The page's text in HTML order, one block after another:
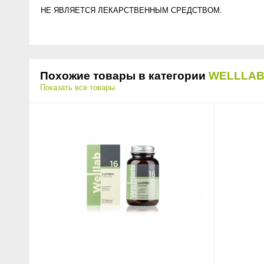
НЕ ЯВЛЯЕТСЯ ЛЕКАРСТВЕННЫМ СРЕДСТВОМ.
Похожие товары в категории WELLLAB
Показать все товары